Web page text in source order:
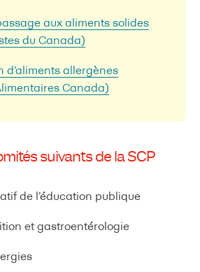
aux aliments solides
du Canada)
d’aliments allergènes
Canada)
suivants de la SCP
de l’éducation publique
et gastroentérologie